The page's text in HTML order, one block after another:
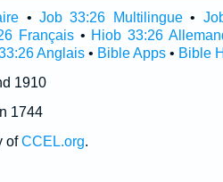
•Job 33:26 Multilingue•
Français • Hiob 33:26
Anglais• Bible Apps• Bible
1910
1744
ofCCEL.org.